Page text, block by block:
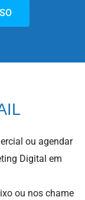
ou agendar
Digital em
ou nos chame